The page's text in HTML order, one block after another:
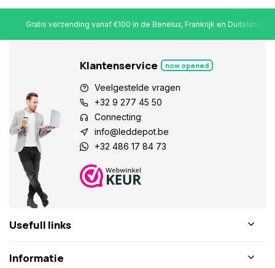
Gratis verzending vanaf €100 in de Benelux, Frankrijk en Duitsland
Klantenservice now opened
Veelgestelde vragen
+32 9 277 45 50
Connecting
info@leddepot.be
+32 486 17 84 73
Usefull links
Informatie